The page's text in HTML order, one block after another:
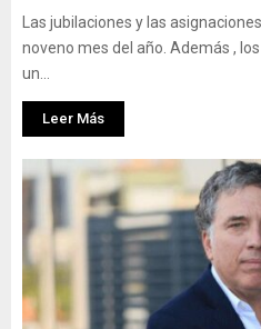
Las jubilaciones y las
noveno mes del año. Además ,
un...
Leer Más